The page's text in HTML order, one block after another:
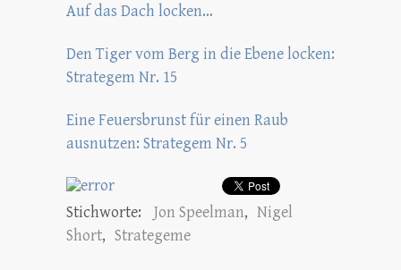
Auf das Dach locken…
Den Tiger vom Berg in die Ebene locken:
Strategem Nr. 15
Eine Feuersbrunst für einen Raub
ausnutzen: Strategem Nr. 5
Stichworte: Jon Speelman, Nigel
Short, Strategeme